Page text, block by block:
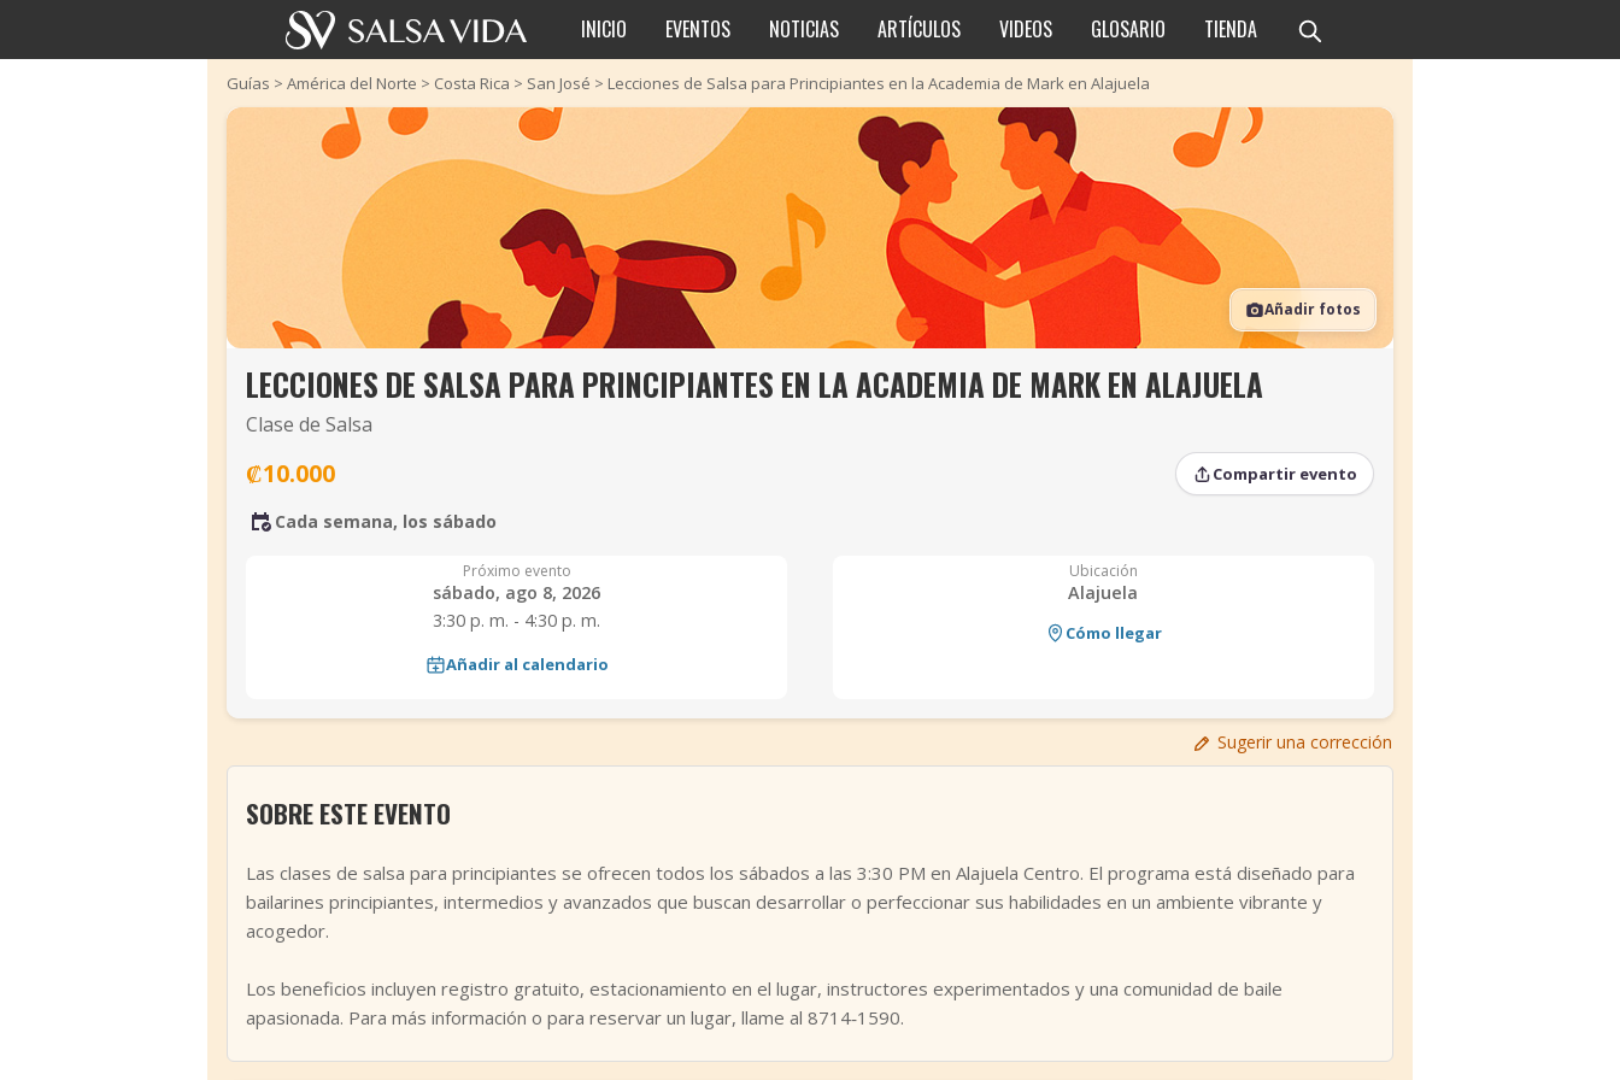
INICIO EVENTOS NOTICIAS ARTÍCULOS VIDEOS GLOSARIO TIENDA
Guías > América del Norte > Costa Rica > San José > Lecciones de Salsa para Principiantes en la Academia de Mark en Alajuela
Añadir fotos
LECCIONES DE SALSA PARA PRINCIPIANTES EN LA ACADEMIA DE MARK EN ALAJUELA
Clase de Salsa
₡10.000 Compartir evento
Cada semana, los sábado
Próximo evento
sábado, ago 8, 2026
3:30 p. m. - 4:30 p. m.
Añadir al calendario
Ubicación
Alajuela
Cómo llegar
Sugerir una corrección
SOBRE ESTE EVENTO
Las clases de salsa para principiantes se ofrecen todos los sábados a las 3:30 PM en Alajuela Centro. El programa está diseñado para
bailarines principiantes, intermedios y avanzados que buscan desarrollar o perfeccionar sus habilidades en un ambiente vibrante y
acogedor.
Los beneficios incluyen registro gratuito, estacionamiento en el lugar, instructores experimentados y una comunidad de baile
apasionada. Para más información o para reservar un lugar, llame al 8714‑1590.